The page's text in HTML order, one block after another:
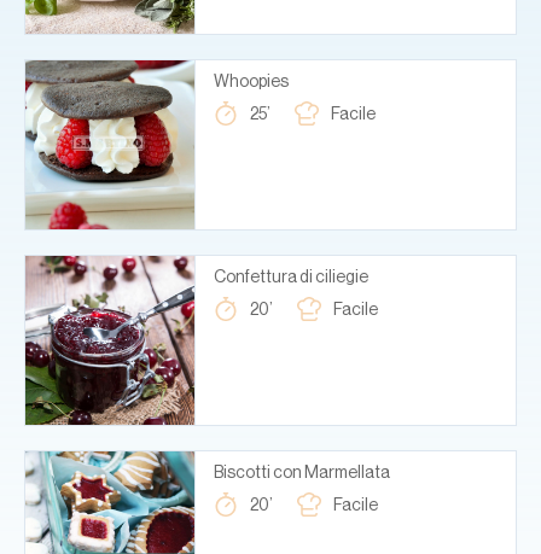
Whoopies
25’
Facile
Confettura di ciliegie
20’
Facile
Biscotti con Marmellata
20’
Facile